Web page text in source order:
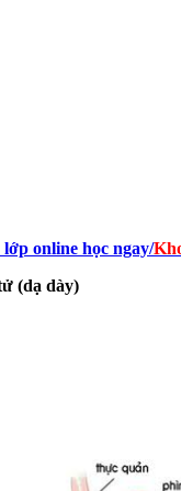
online học ngay/
(dạ dày)